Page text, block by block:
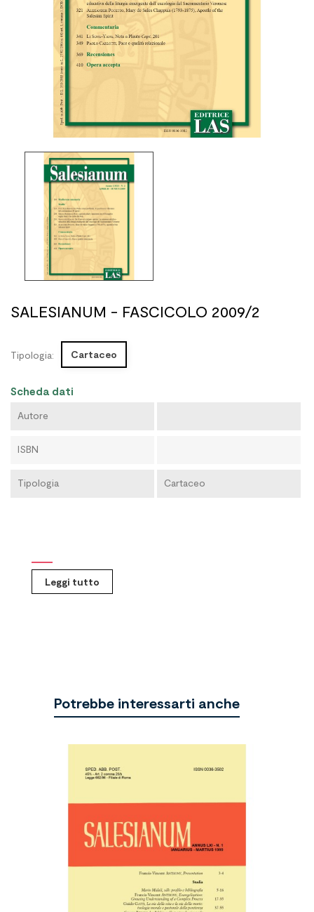
SALESIANUM - FASCICOLO 2009/2
Tipologia: Cartaceo
Scheda dati
Autore
ISBN
Tipologia Cartaceo
Leggi tutto
Potrebbe interessarti anche